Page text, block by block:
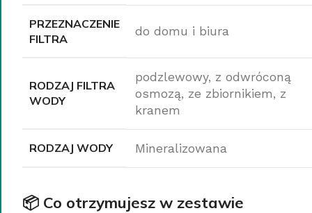
PRZEZNACZENIE
FILTRA
do domu i biura
RODZAJ FILTRA
WODY
podzlewowy, z odwróconą
osmozą, ze zbiornikiem, z
kranem
RODZAJ WODY Mineralizowana
📦 Co otrzymujesz w zestawie